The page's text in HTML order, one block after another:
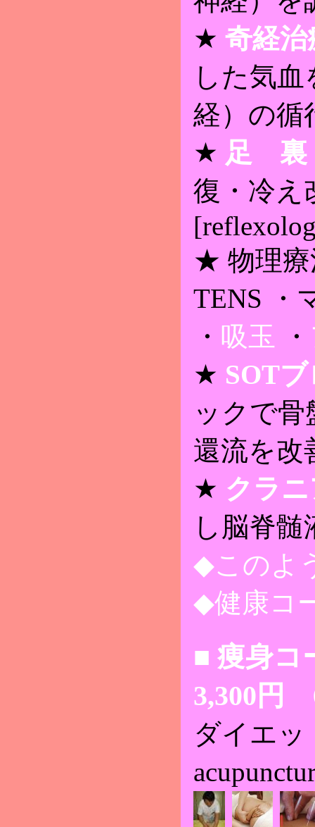
★ 奇経治
した気
経）の循
★ 足 裏
復・冷え
★ 物理療
TENS ・
・ 吸玉 ・
★ SOT
ックで
還流を改
★ クラ
し脳脊
◆このよ
◆健康コ
■ 痩身
3,300円
ダイエッ